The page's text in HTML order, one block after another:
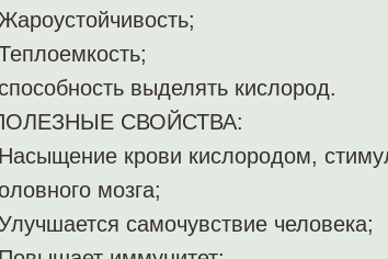
выделять кислород.
СВОЙСТВА:
крови кислородом,
мозга;
самочувствие человека;